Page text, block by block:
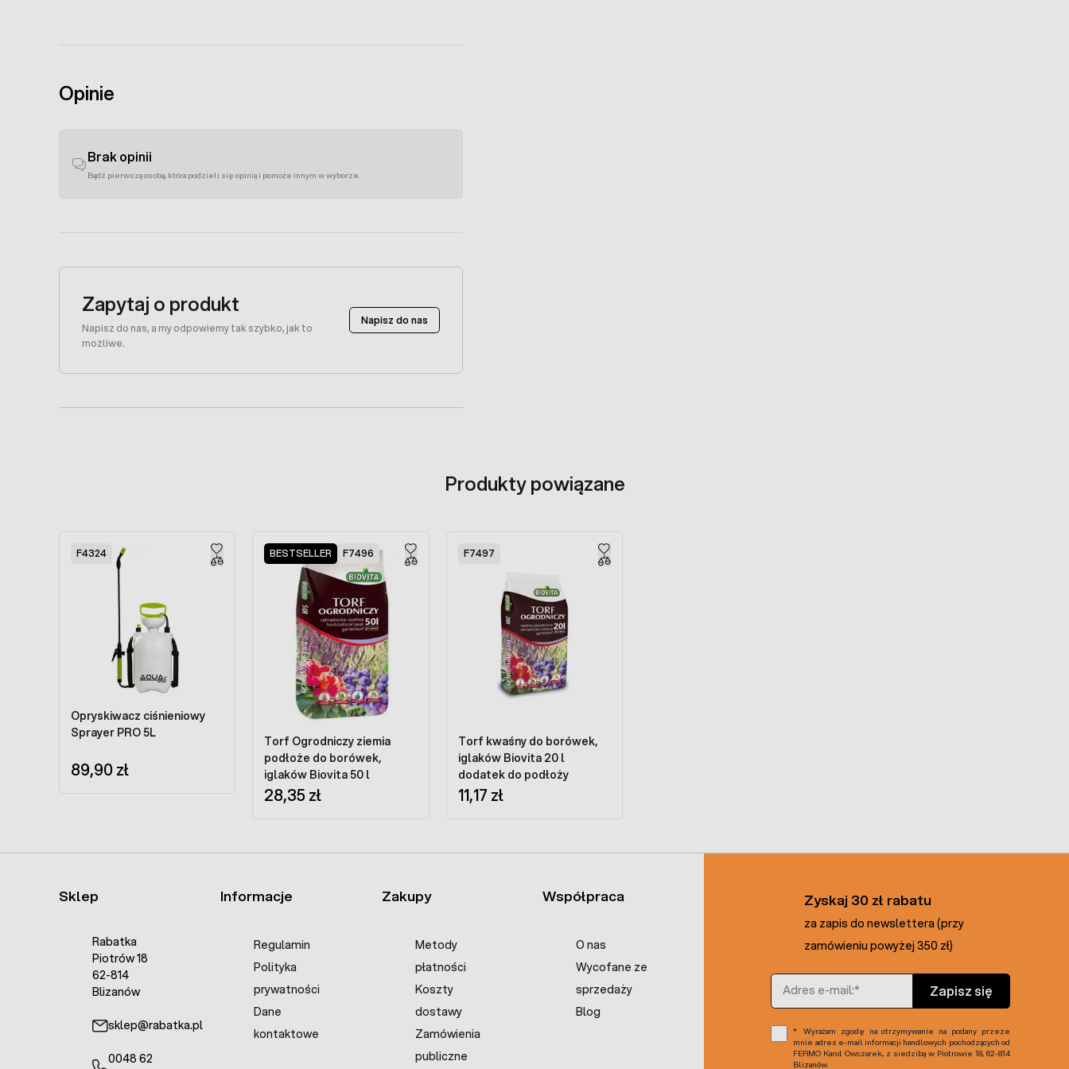
Opinie
Brak opinii
Bądź pierwszą osobą, która podzieli się opinią i pomoże innym w wyborze.
Zapytaj o produkt
Napisz do nas, a my odpowiemy tak szybko, jak to
możliwe.
Napisz do nas
Produkty powiązane
F4324
Opryskiwacz ciśnieniowy
Sprayer PRO 5L
89,90 zł
BESTSELLER F7496
Torf Ogrodniczy ziemia
podłoże do borówek,
iglaków Biovita 50 l
28,35 zł
F7497
Torf kwaśny do borówek,
iglaków Biovita 20 l
dodatek do podłoży
11,17 zł
Sklep
Rabatka
Piotrów 18
62-814
Blizanów
sklep@rabatka.pl
0048 62
Informacje
Regulamin
Polityka
prywatności
Dane
kontaktowe
Zakupy
Metody
płatności
Koszty
dostawy
Zamówienia
publiczne
Współpraca
O nas
Wycofane ze
sprzedaży
Blog
Zyskaj 30 zł rabatu
za zapis do newslettera (przy
zamówieniu powyżej 350 zł)
Adres e-mail
Zapisz się
Wyrażam zgodę na otrzymywanie na podany przeze
mnie adres e-mail informacji handlowych pochodzących od
FERMO Karol Owczarek, z siedzibą w Piotrowie 18, 62-814
Blizanów.